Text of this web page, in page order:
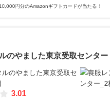
円分のAmazonギフトカードが当たる！
のやました東京受取センター
3.01